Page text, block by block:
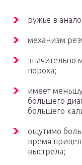
ружье в
механизм
значительно
пороха;
имеет
большего
большего
ощутимо
время
выстрела;